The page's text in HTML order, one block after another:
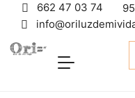
662 47 03 74